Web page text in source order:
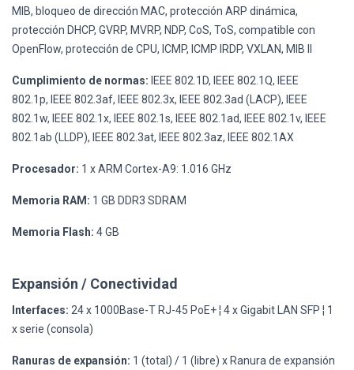
MIB, bloqueo de dirección MAC, protección ARP dinámica,
protección DHCP, GVRP, MVRP, NDP, CoS, ToS, compatible con
OpenFlow, protección de CPU, ICMP, ICMP IRDP, VXLAN, MIB II
Cumplimiento de normas: IEEE 802.1D, IEEE 802.1Q, IEEE
802.1p, IEEE 802.3af, IEEE 802.3x, IEEE 802.3ad (LACP), IEEE
802.1w, IEEE 802.1x, IEEE 802.1s, IEEE 802.1ad, IEEE 802.1v, IEEE
802.1ab (LLDP), IEEE 802.3at, IEEE 802.3az, IEEE 802.1AX
Procesador: 1 x ARM Cortex-A9: 1.016 GHz
Memoria RAM: 1 GB DDR3 SDRAM
Memoria Flash: 4 GB
Expansión / Conectividad
Interfaces: 24 x 1000Base-T RJ-45 PoE+ ¦ 4 x Gigabit LAN SFP ¦ 1
x serie (consola)
Ranuras de expansión: 1 (total) / 1 (libre) x Ranura de expansión